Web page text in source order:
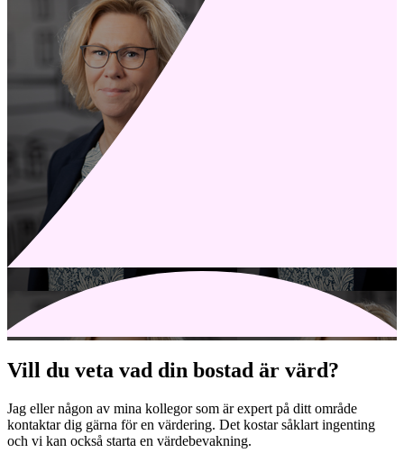
Vill du veta vad din bostad är värd?
Jag eller någon av mina kollegor som är expert på ditt område
kontaktar dig gärna för en värdering. Det kostar såklart ingenting
och vi kan också starta en värdebevakning.